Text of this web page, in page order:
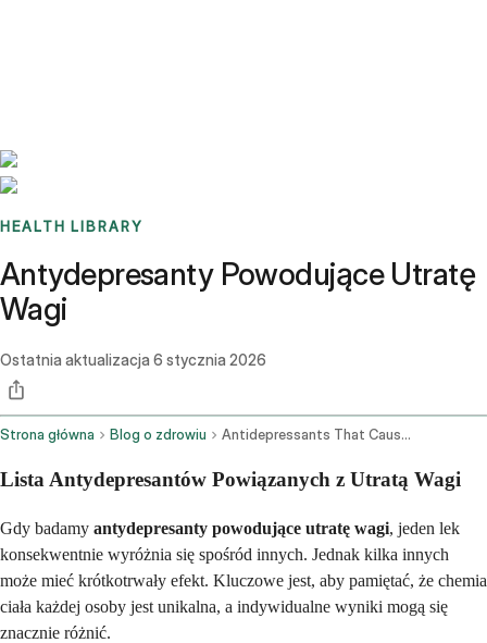
HEALTH LIBRARY
Antydepresanty Powodujące Utratę
Wagi
Ostatnia aktualizacja 6 stycznia 2026
Strona główna Blog o zdrowiu Antidepressants That Cause Weight Loss
Lista Antydepresantów Powiązanych z Utratą Wagi
Gdy badamy antydepresanty powodujące utratę wagi, jeden lek
konsekwentnie wyróżnia się spośród innych. Jednak kilka innych
może mieć krótkotrwały efekt. Kluczowe jest, aby pamiętać, że chemia
ciała każdej osoby jest unikalna, a indywidualne wyniki mogą się
znacznie różnić.